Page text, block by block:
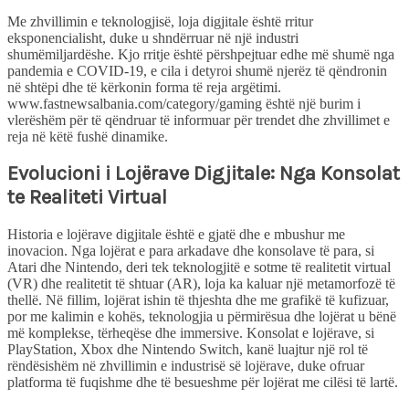
Me zhvillimin e teknologjisë, loja digjitale është rritur
eksponencialisht, duke u shndërruar në një industri
shumëmiljardëshe. Kjo rritje është përshpejtuar edhe më shumë nga
pandemia e COVID-19, e cila i detyroi shumë njerëz të qëndronin
në shtëpi dhe të kërkonin forma të reja argëtimi.
www.fastnewsalbania.com/category/gaming është një burim i
vlerëshëm për të qëndruar të informuar për trendet dhe zhvillimet e
reja në këtë fushë dinamike.
Evolucioni i Lojërave Digjitale: Nga Konsolat
te Realiteti Virtual
Historia e lojërave digjitale është e gjatë dhe e mbushur me
inovacion. Nga lojërat e para arkadave dhe konsolave të para, si
Atari dhe Nintendo, deri tek teknologjitë e sotme të realitetit virtual
(VR) dhe realitetit të shtuar (AR), loja ka kaluar një metamorfozë të
thellë. Në fillim, lojërat ishin të thjeshta dhe me grafikë të kufizuar,
por me kalimin e kohës, teknologjia u përmirësua dhe lojërat u bënë
më komplekse, tërheqëse dhe immersive. Konsolat e lojërave, si
PlayStation, Xbox dhe Nintendo Switch, kanë luajtur një rol të
rëndësishëm në zhvillimin e industrisë së lojërave, duke ofruar
platforma të fuqishme dhe të besueshme për lojërat me cilësi të lartë.